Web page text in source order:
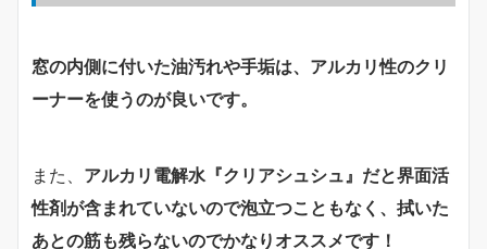
窓の内側に付いた油汚れや手垢は、アルカリ性のクリ
ーナーを使うのが良いです。
また、 アルカリ電解水『クリアシュシュ』だと界面活
性剤が含まれていないので泡立つこともなく、拭いた
あとの筋も残らないのでかなりオススメです！